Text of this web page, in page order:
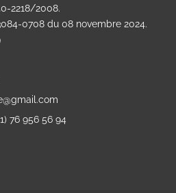
2218/2008.
0708 du 08 novembre 2024.
76 956 56 94